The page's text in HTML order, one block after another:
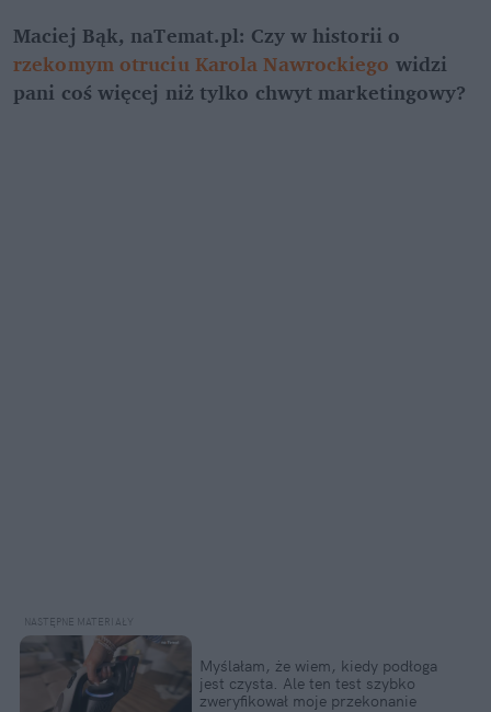
rzekomym otruciu Karola Nawrockiego widzi
pani coś więcej niż tylko chwyt marketingowy?
Myślałam, że wiem, kiedy podłoga
jest czysta. Ale ten test szybko
zweryfikował moje przekonanie